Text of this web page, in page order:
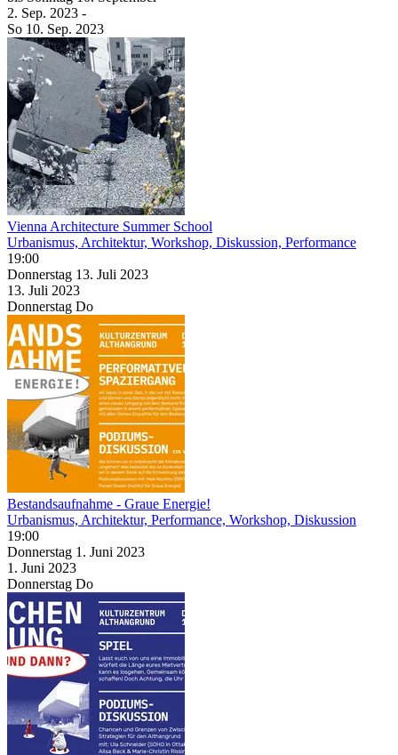
2. Sep. 2023 -
So 10. Sep. 2023
Vienna Architecture Summer School
Urbanismus, Architektur, Workshop, Diskussion, Performance
19:00
Donnerstag 13. Juli 2023
13. Juli 2023
Donnerstag Do
Bestandsaufnahme - Graue Energie!
Urbanismus, Architektur, Performance, Workshop, Diskussion
19:00
Donnerstag 1. Juni 2023
1. Juni 2023
Donnerstag Do